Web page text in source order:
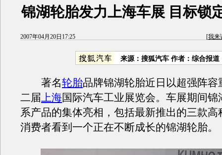
锦湖轮胎发力上海车展 目标锁
2007年04月20日17:25 [我来
来源：搜狐汽车 作者：综合报道
著名轮胎品牌锦湖轮胎近日以超强阵容
二届上海国际汽车工业展览会。车展期间锦
系产品的集体亮相，包括最新推出的三款高
消费者看到一个正在不断成长的锦湖轮胎。